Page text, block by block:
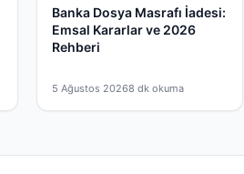
Banka Dosya Masrafı İadesi:
Emsal Kararlar ve 2026
Rehberi
5 Ağustos 20268 dk okuma